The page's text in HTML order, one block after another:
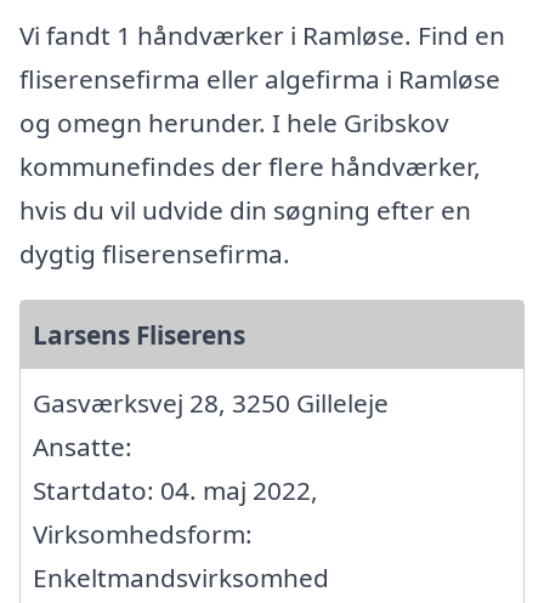
Vi fandt 1 håndværker i Ramløse. Find en
fliserensefirma eller algefirma i Ramløse
og omegn herunder. I hele Gribskov
kommunefindes der flere håndværker,
hvis du vil udvide din søgning efter en
dygtig fliserensefirma.
Larsens Fliserens
Gasværksvej 28, 3250 Gilleleje
Ansatte:
Startdato: 04. maj 2022,
Virksomhedsform:
Enkeltmandsvirksomhed